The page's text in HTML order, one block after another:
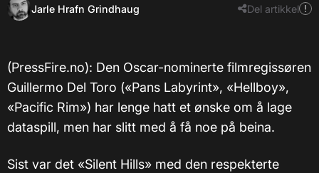
Jarle Hrafn Grindhaug Del artikkel
(PressFire.no): Den Oscar-nominerte filmregissøren
Guillermo Del Toro («Pans Labyrint», «Hellboy»,
«Pacific Rim») har lenge hatt et ønske om å lage
dataspill, men har slitt med å få noe på beina.
Sist var det «Silent Hills» med den respekterte